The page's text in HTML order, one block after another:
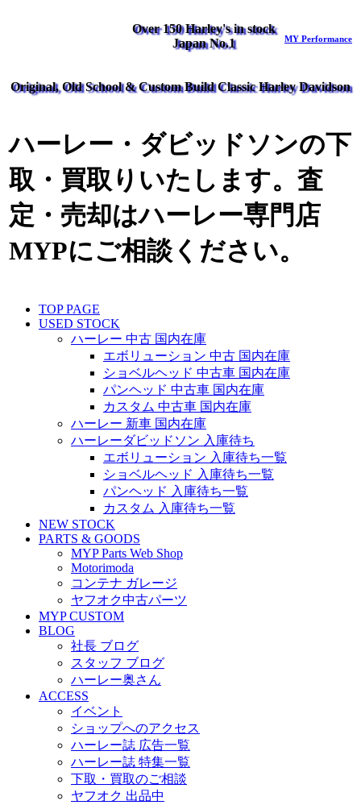
Over 150 Harley's in stock
Japan No.1
MY Performance
Original, Old School & Custom Build Classic Harley Davidson
ハーレー・ダビッドソンの下
取・買取りいたします。査
定・売却はハーレー専門店
MYPにご相談ください。
TOP PAGE
USED STOCK
ハーレー 中古 国内在庫
エボリューション 中古 国内在庫
ショベルヘッド 中古車 国内在庫
パンヘッド 中古車 国内在庫
カスタム 中古車 国内在庫
ハーレー 新車 国内在庫
ハーレーダビッドソン 入庫待ち
エボリューション 入庫待ち一覧
ショベルヘッド 入庫待ち一覧
パンヘッド 入庫待ち一覧
カスタム 入庫待ち一覧
NEW STOCK
PARTS & GOODS
MYP Parts Web Shop
Motorimoda
コンテナ ガレージ
ヤフオク中古パーツ
MYP CUSTOM
BLOG
社長 ブログ
スタッフ ブログ
ハーレー奥さん
ACCESS
イベント
ショップへのアクセス
ハーレー誌 広告一覧
ハーレー誌 特集一覧
下取・買取のご相談
ヤフオク 出品中